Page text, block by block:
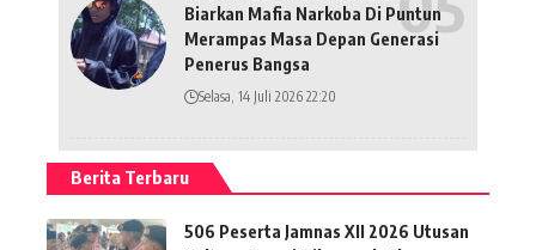
Biarkan Mafia Narkoba Di Puntun
Merampas Masa Depan Generasi
Penerus Bangsa
Selasa, 14 Juli 2026 22:20
Berita Terbaru
506 Peserta Jamnas XII 2026 Utusan